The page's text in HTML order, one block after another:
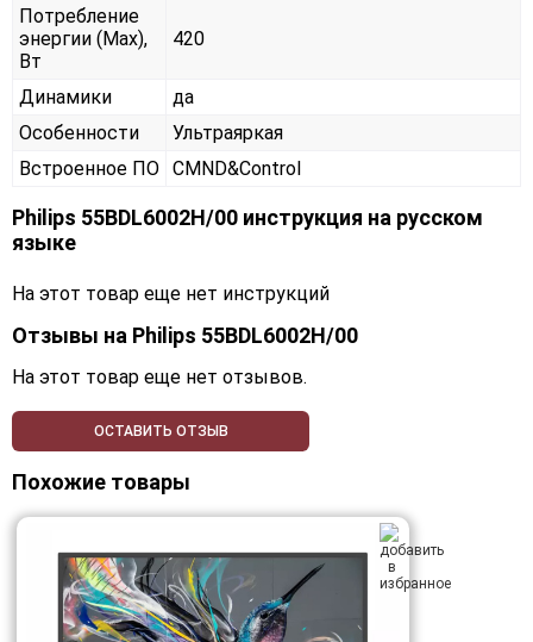
Потребление
энергии (Max),
Вт
420
Динамики
да
Особенности
Ультраяркая
Встроенное ПО CMND&Control
Philips 55BDL6002H/00 инструкция на русском
языке
На этот товар еще нет инструкций
Отзывы на Philips 55BDL6002H/00
На этот товар еще нет отзывов.
ОСТАВИТЬ ОТЗЫВ
Похожие товары